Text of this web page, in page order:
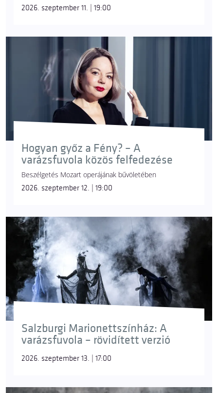
2026. szeptember 11. | 19:00
Hogyan győz a Fény? – A
varázsfuvola közös felfedezése
Beszélgetés Mozart operájának bűvöletében
2026. szeptember 12. | 19:00
Salzburgi Marionettszínház: A
varázsfuvola – rövidített verzió
2026. szeptember 13. | 17:00